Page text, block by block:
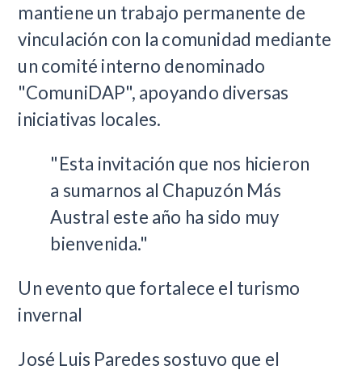
mantiene un trabajo permanente de
vinculación con la comunidad mediante
un comité interno denominado
"ComuniDAP", apoyando diversas
iniciativas locales.
"Esta invitación que nos hicieron
a sumarnos al Chapuzón Más
Austral este año ha sido muy
bienvenida."
Un evento que fortalece el turismo
invernal
José Luis Paredes sostuvo que el